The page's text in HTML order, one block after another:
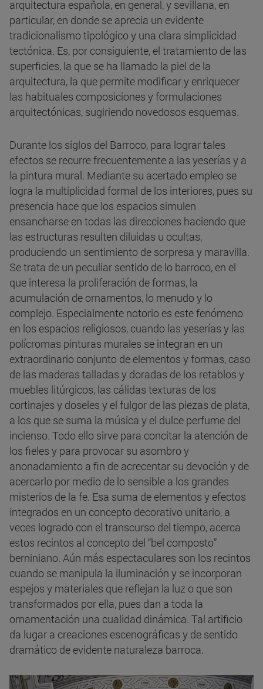
arquitectura española, en general, y sevillana, en
particular, en donde se aprecia un evidente
tradicionalismo tipológico y una clara simplicidad
tectónica. Es, por consiguiente, el tratamiento de las
superficies, la que se ha llamado la piel de la
arquitectura, la que permite modificar y enriquecer
las habituales composiciones y formulaciones
arquitectónicas, sugiriendo novedosos esquemas.
Durante los siglos del Barroco, para lograr tales
efectos se recurre frecuentemente a las yeserías y a
la pintura mural. Mediante su acertado empleo se
logra la multiplicidad formal de los interiores, pues su
presencia hace que los espacios simulen
ensancharse en todas las direcciones haciendo que
las estructuras resulten diluidas u ocultas,
produciendo un sentimiento de sorpresa y maravilla.
Se trata de un peculiar sentido de lo barroco, en el
que interesa la proliferación de formas, la
acumulación de ornamentos, lo menudo y lo
complejo. Especialmente notorio es este fenómeno
en los espacios religiosos, cuando las yeserías y las
polícromas pinturas murales se integran en un
extraordinario conjunto de elementos y formas, caso
de las maderas talladas y doradas de los retablos y
muebles litúrgicos, las cálidas texturas de los
cortinajes y doseles y el fulgor de las piezas de plata,
a los que se suma la música y el dulce perfume del
incienso. Todo ello sirve para concitar la atención de
los fieles y para provocar su asombro y
anonadamiento a fin de acrecentar su devoción y de
acercarlo por medio de lo sensible a los grandes
misterios de la fe. Esa suma de elementos y efectos
integrados en un concepto decorativo unitario, a
veces logrado con el transcurso del tiempo, acerca
estos recintos al concepto del “bel composto”
berniniano. Aún más espectaculares son los recintos
cuando se manipula la iluminación y se incorporan
espejos y materiales que reflejan la luz o que son
transformados por ella, pues dan a toda la
ornamentación una cualidad dinámica. Tal artificio
da lugar a creaciones escenográficas y de sentido
dramático de evidente naturaleza barroca.